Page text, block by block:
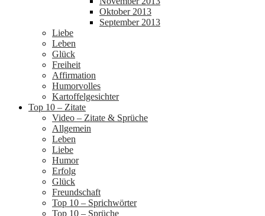
Oktober 2013
September 2013
Liebe
Leben
Glück
Freiheit
Affirmation
Humorvolles
Kartoffelgesichter
Top 10 – Zitate
Video – Zitate & Sprüche
Allgemein
Leben
Liebe
Humor
Erfolg
Glück
Freundschaft
Top 10 – Sprichwörter
Top 10 – Sprüche